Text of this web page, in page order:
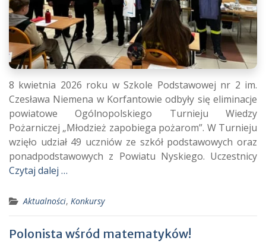
8 kwietnia 2026 roku w Szkole Podstawowej nr 2 im.
Czesława Niemena w Korfantowie odbyły się eliminacje
powiatowe Ogólnopolskiego Turnieju Wiedzy
Pożarniczej „Młodzież zapobiega pożarom”. W Turnieju
wzięło udział 49 uczniów ze szkół podstawowych oraz
ponadpodstawowych z Powiatu Nyskiego. Uczestnicy
Czytaj dalej …
Aktualności, Konkursy
Polonista wśród matematyków!